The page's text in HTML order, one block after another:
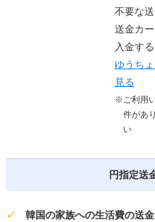
不要な
送金カ
入金す
ゆうち
見る
※ご利用
件があ
い
円指定送
✓ 韓国の家族への生活費の送金